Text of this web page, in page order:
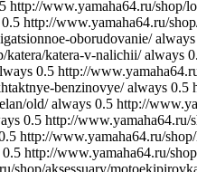
http://www.yamaha64.ru/shop/
0.5 http://www.yamaha64.ru/
oborudovanie/ always
katera/katera-v-nalichii/ always
0.5 http://
benzinovye/ always 0.5
old/ always 0.5 http://
0.5 http://www.yamaha64.ru/
http://www.yamaha64.ru/
0.5 http://www.yamaha64.ru/
shop/aksessuary/